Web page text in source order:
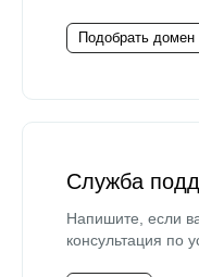
Подобрать домен
Служба
Напишите, если
консультация по